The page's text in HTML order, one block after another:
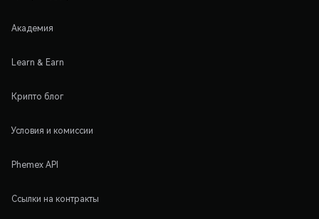
Академия
Learn & Earn
Крипто блог
Условия и комиссии
Phemex API
Ссылки на контракты